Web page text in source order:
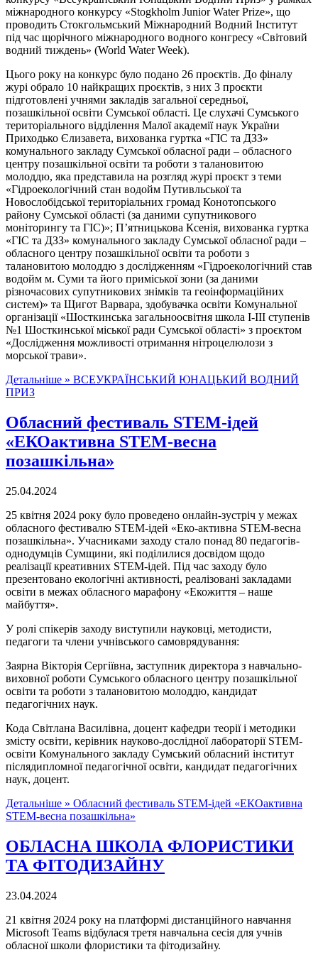
міжнародного конкурсу «Stogkholm Junior Water Prize», що
проводить Стокгольмський Міжнародний Водний Інститут
під час щорічного міжнародного водного конгресу «Світовий
водний тиждень» (World Water Week).
Цього року на конкурс було подано 26 проєктів. До фіналу
журі обрало 10 найкращих проєктів, з них 3 проєкти
підготовлені учнями закладів загальної середньої,
позашкільної освіти Сумської області. Це слухачі Сумського
територіального відділення Малої академії наук України
Приходько Єлизавета, вихованка гуртка «ГІС та ДЗЗ»
комунального закладу Сумської обласної ради – обласного
центру позашкільної освіти та роботи з талановитою
молоддю, яка представила на розгляд журі проєкт з теми
«Гідроекологічний стан водойм Путивльської та
Новослобідської територіальних громад Конотопського
району Сумської області (за даними супутникового
моніторингу та ГІС)»; П’ятницькова Ксенія, вихованка гуртка
«ГІС та ДЗЗ» комунального закладу Сумської обласної ради –
обласного центру позашкільної освіти та роботи з
талановитою молоддю з дослідженням «Гідроекологічний став
водойм м. Суми та його приміської зони (за даними
різночасових супутникових знімків та геоінформаційних
систем)» та Щигот Варвара, здобувачка освіти Комунальної
організації «Шосткинська загальноосвітня школа І-ІІІ ступенів
№1 Шосткинської міської ради Сумської області» з проєктом
«Дослідження можливості отримання нітроцелюлози з
морської трави».
Детальніше » ВСЕУКРАЇНСЬКИЙ ЮНАЦЬКИЙ ВОДНИЙ
ПРИЗ
Обласний фестиваль STEM-ідей
«ЕКОактивна STEM-весна
позашкільна»
25.04.2024
25 квітня 2024 року було проведено онлайн-зустріч у межах
обласного фестивалю STEM-ідей «Еко-активна STEM-весна
позашкільна». Учасниками заходу стало понад 80 педагогів-
однодумців Сумщини, які поділилися досвідом щодо
реалізації креативних STEM-ідей. Під час заходу було
презентовано екологічні активності, реалізовані закладами
освіти в межах обласного марафону «Екожиття – наше
майбуття».
У ролі спікерів заходу виступили науковці, методисти,
педагоги та члени учнівського самоврядування:
Заярна Вікторія Сергіївна, заступник директора з навчально-
виховної роботи Сумського обласного центру позашкільної
освіти та роботи з талановитою молоддю, кандидат
педагогічних наук.
Кода Світлана Василівна, доцент кафедри теорії і методики
змісту освіти, керівник науково-дослідної лабораторії STEM-
освіти Комунального закладу Сумський обласний інститут
післядипломної педагогічної освіти, кандидат педагогічних
наук, доцент.
Детальніше » Обласний фестиваль STEM-ідей «ЕКОактивна
STEM-весна позашкільна»
ОБЛАСНА ШКОЛА ФЛОРИСТИКИ
ТА ФІТОДИЗАЙНУ
23.04.2024
21 квітня 2024 року на платформі дистанційного навчання
Microsoft Teams відбулася третя навчальна сесія для учнів
обласної школи флористики та фітодизайну.